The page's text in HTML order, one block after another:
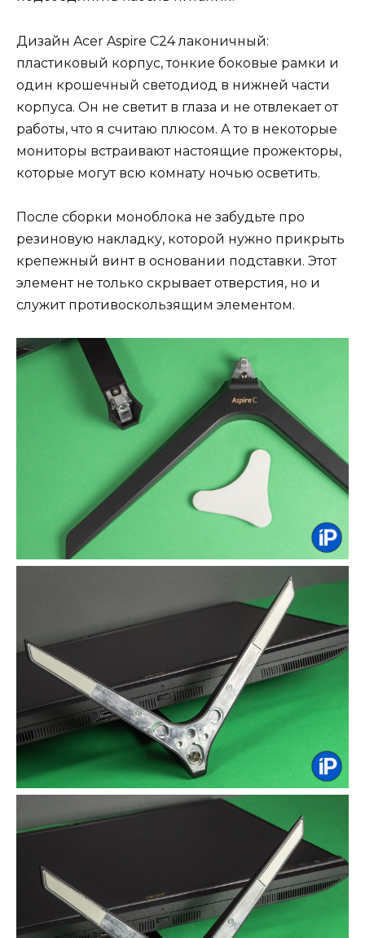
Дизайн Acer Aspire C24 лаконичный:
пластиковый корпус, тонкие боковые рамки и
один крошечный светодиод в нижней части
корпуса. Он не светит в глаза и не отвлекает от
работы, что я считаю плюсом. А то в некоторые
мониторы встраивают настоящие прожекторы,
которые могут всю комнату ночью осветить.
После сборки моноблока не забудьте про
резиновую накладку, которой нужно прикрыть
крепежный винт в основании подставки. Этот
элемент не только скрывает отверстия, но и
служит противоскользящим элементом.